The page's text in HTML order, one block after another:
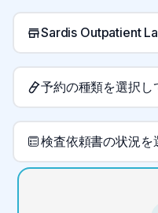
Sardis Outpatient
予約の種類を選択し
検査依頼書の状況を